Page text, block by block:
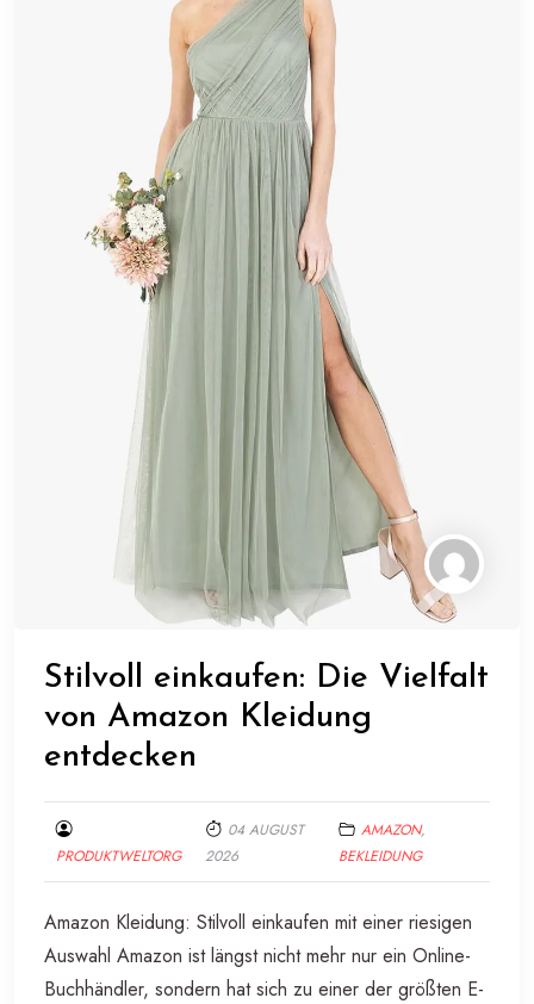
Stilvoll einkaufen: Die Vielfalt
von Amazon Kleidung
entdecken
PRODUKTWELTORG
04 AUGUST
2026
AMAZON,
BEKLEIDUNG
Amazon Kleidung: Stilvoll einkaufen mit einer riesigen
Auswahl Amazon ist längst nicht mehr nur ein Online-
Buchhändler, sondern hat sich zu einer der größten E-